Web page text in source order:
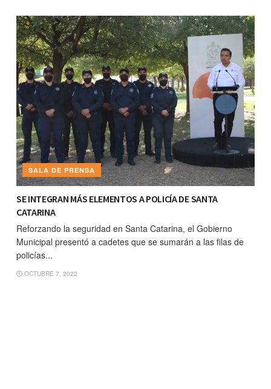
SALA DE PRENSA
SE INTEGRAN MÁS ELEMENTOS A POLICÍA DE SANTA
CATARINA
Reforzando la seguridad en Santa Catarina, el Gobierno
Municipal presentó a cadetes que se sumarán a las filas de
policías...
OCTUBRE 7, 2022